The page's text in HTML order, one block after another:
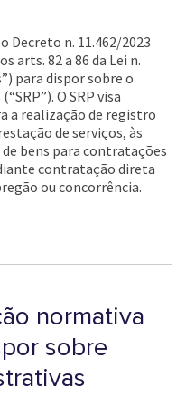
Decreto n. 11.462/2023
arts. 82 a 86 da Lei n.
para dispor sobre o
O SRP visa
a realização de registro
de serviços, às
bens para contratações
contratação direta
ou concorrência.
normativa
sobre